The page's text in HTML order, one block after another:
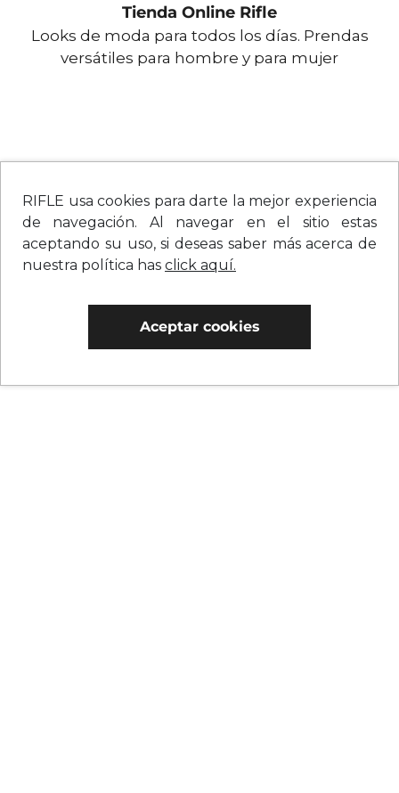
RIFLE usa cookies para darte la mejor experiencia
de navegación. Al navegar en el sitio estas
aceptando su uso, si deseas saber más acerca de
nuestra política has click aquí.
Aceptar cookies
Tienda Online Rifle
Looks de moda para todos los días. Prendas
versátiles para hombre y para mujer